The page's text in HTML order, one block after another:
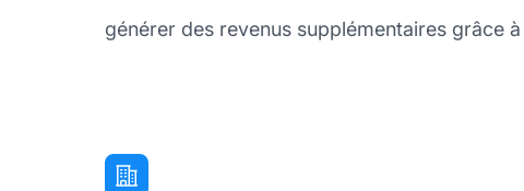
générer des revenus supplémentaires grâce